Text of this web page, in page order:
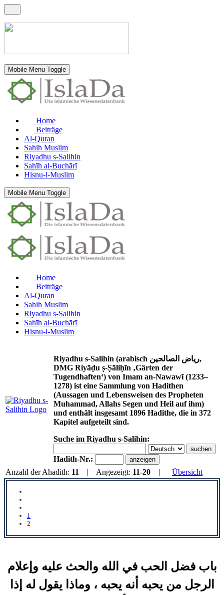
Mobile Menu Toggle
Home
Beiträge
Al-Quran
Sahih Muslim
Riyadhu s-Salihin
Sahīh al-Buchārī
Hisnu-l-Muslim
Mobile Menu Toggle
Home
Beiträge
Al-Quran
Sahih Muslim
Riyadhu s-Salihin
Sahīh al-Buchārī
Hisnu-l-Muslim
Riyadhu s-Salihin (arabisch رياض الصالحين,
DMG Riyāḍu ṣ-Ṣāliḥīn ‚Gärten der
Tugendhaften‘) von Imam an-Nawawī (1233–
1278) ist eine Sammlung von Hadithen
(Aussagen und Lebensweisen des Propheten
Muhammad, Allahs Segen und Heil auf ihm)
und enthält insgesamt 1896 Hadithe, die in 372
Kapitel aufgeteilt sind.
Suche im Riyadhu s-Salihin:
Hadith-Nr.:
Anzahl der Ahadith: 11 | Angezeigt: 11-20 | Übersicht
1
2
باب فضل الحب في الله والحث عليه وإعلام
الرجل من يحبه أنه يحبه ، وماذا يقول له إذا